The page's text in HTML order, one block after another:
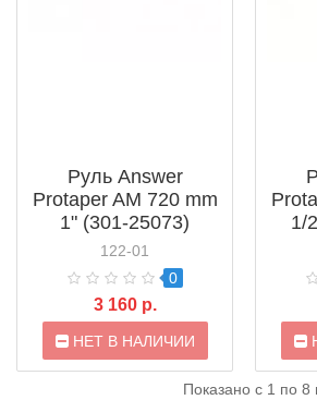
Руль Answer
Protaper AM 720 mm
1" (301-25073)
122-01
0
3 160 р.
НЕТ В НАЛИЧИИ
1/
Показано с 1 по 8